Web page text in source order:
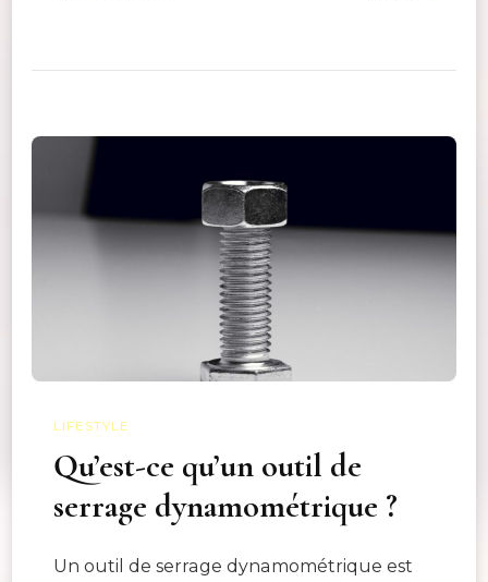
LIFESTYLE
Qu’est-ce qu’un outil de
serrage dynamométrique ?
Un outil de serrage dynamométrique est